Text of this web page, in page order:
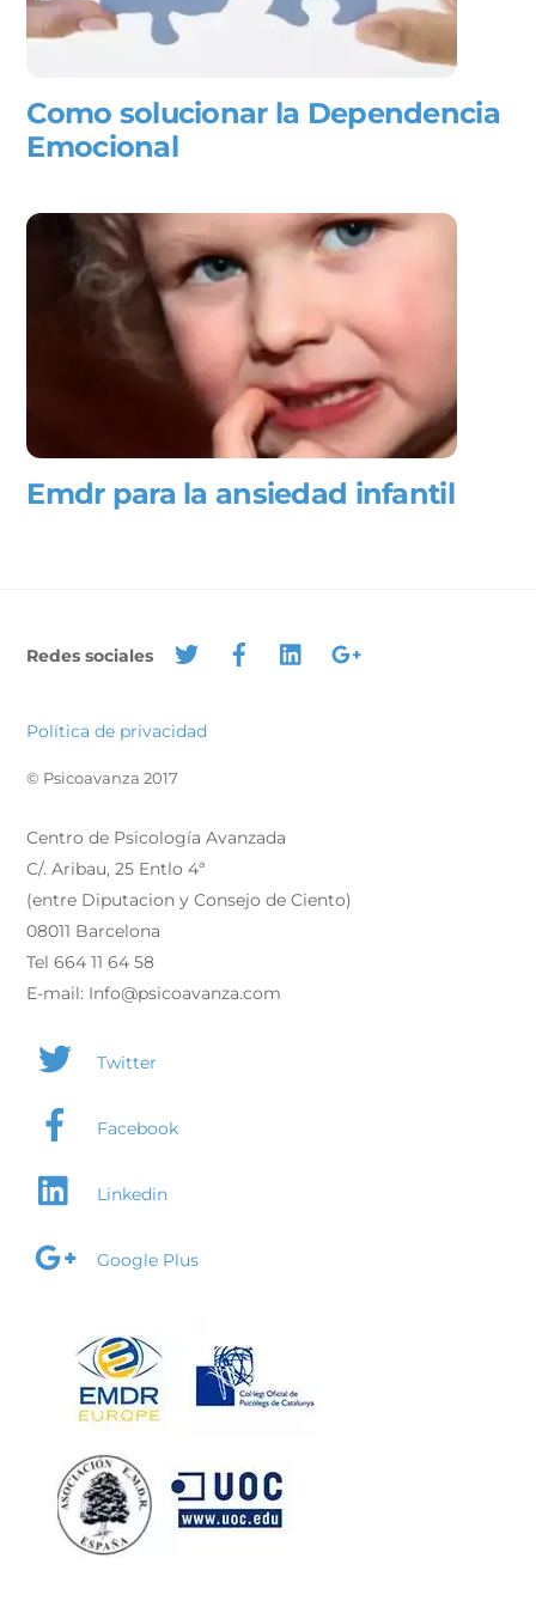
Como solucionar la Dependencia
Emocional
Emdr para la ansiedad infantil
Redes sociales
Política de privacidad
© Psicoavanza 2017
Centro de Psicología Avanzada
C/. Aribau, 25 Entlo 4ª
(entre Diputacion y Consejo de Ciento)
08011 Barcelona
Tel 664 11 64 58
E-mail: Info@psicoavanza.com
Twitter
Facebook
Linkedin
Google Plus